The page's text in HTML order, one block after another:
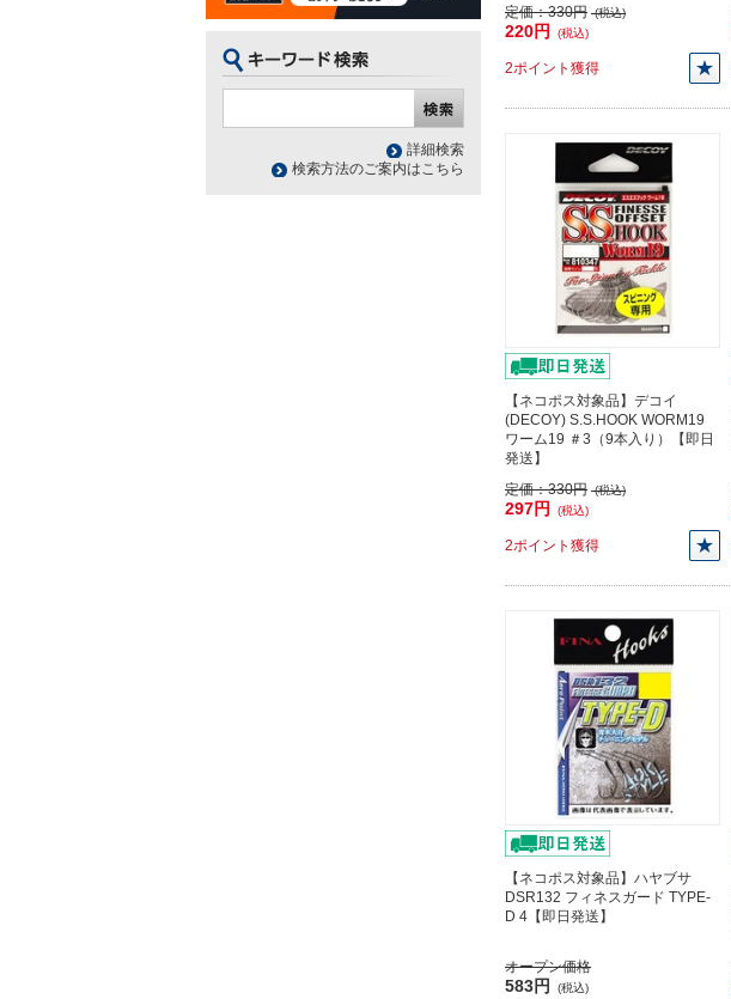
定価：330円 (税込)
220円 (税込)
2ポイント獲得
【ネコポス対象品】デコイ
(DECOY) S.S.HOOK WORM19
ワーム19 ＃3（9本入り）【即日
発送】
定価：330円 (税込)
297円 (税込)
2ポイント獲得
【ネコポス対象品】ハヤブサ
DSR132 フィネスガード TYPE-
D 4【即日発送】
オープン価格
583円 (税込)
詳細検索
検索方法のご案内はこちら